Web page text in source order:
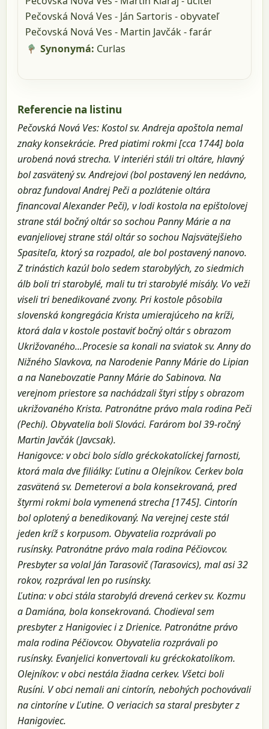
Pečovská Nová Ves - Ján Sartoris - obyvateľ
Pečovská Nová Ves - Martin Javčák - farár
Synonymá: Curlas
Referencie na listinu
Pečovská Nová Ves: Kostol sv. Andreja apoštola nemal
znaky konsekrácie. Pred piatimi rokmi [cca 1744] bola
urobená nová strecha. V interiéri stáli tri oltáre, hlavný
bol zasvätený sv. Andrejovi (bol postavený len nedávno,
obraz fundoval Andrej Peči a pozlátenie oltára
financoval Alexander Peči), v lodi kostola na epištolovej
strane stál bočný oltár so sochou Panny Márie a na
evanjeliovej strane stál oltár so sochou Najsvätejšieho
Spasiteľa, ktorý sa rozpadol, ale bol postavený nanovo.
Z trinástich kazúl bolo sedem starobylých, zo siedmich
álb boli tri starobylé, mali tu tri starobylé misály. Vo veži
viseli tri benedikované zvony. Pri kostole pôsobila
slovenská kongregácia Krista umierajúceho na kríži,
ktorá dala v kostole postaviť bočný oltár s obrazom
Ukrižovaného...Procesie sa konali na sviatok sv. Anny do
Nižného Slavkova, na Narodenie Panny Márie do Lipian
a na Nanebovzatie Panny Márie do Sabinova. Na
verejnom priestore sa nachádzali štyri stĺpy s obrazom
ukrižovaného Krista. Patronátne právo mala rodina Peči
(Pechi). Obyvatelia boli Slováci. Farárom bol 39-ročný
Martin Javčák (Javcsak).
Hanigovce: v obci bolo sídlo gréckokatolíckej farnosti,
ktorá mala dve filiálky: Ľutinu a Olejníkov. Cerkev bola
zasvätená sv. Demeterovi a bola konsekrovaná, pred
štyrmi rokmi bola vymenená strecha [1745]. Cintorín
bol oplotený a benedikovaný. Na verejnej ceste stál
jeden kríž s korpusom. Obyvatelia rozprávali po
rusínsky. Patronátne právo mala rodina Péčiovcov.
Presbyter sa volal Ján Tarasovič (Tarasovics), mal asi 32
rokov, rozprával len po rusínsky.
Ľutina: v obci stála starobylá drevená cerkev sv. Kozmu
a Damiána, bola konsekrovaná. Chodieval sem
presbyter z Hanigoviec i z Drienice. Patronátne právo
mala rodina Péčiovcov. Obyvatelia rozprávali po
rusínsky. Evanjelici konvertovali ku gréckokatolíkom.
Olejníkov: v obci nestála žiadna cerkev. Všetci boli
Rusíni. V obci nemali ani cintorín, nebohých pochovávali
na cintoríne v Ľutine. O veriacich sa staral presbyter z
Hanigoviec.